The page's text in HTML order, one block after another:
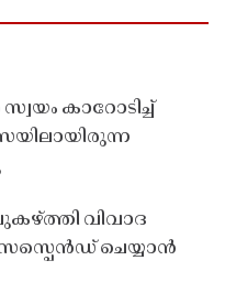
കാറോടിച്ച്
വിവാദ
ചെയ്യാൻ